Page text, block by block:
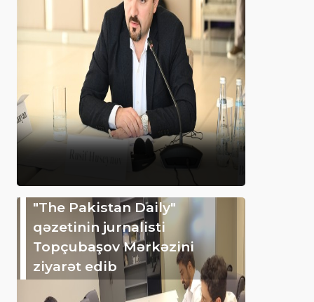
"The Pakistan Daily"
qəzetinin jurnalisti
Topçubaşov Mərkəzini
ziyarət edib